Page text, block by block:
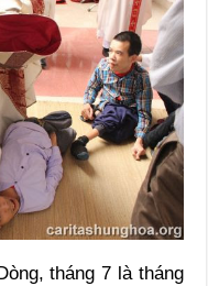
tháng 7 là tháng